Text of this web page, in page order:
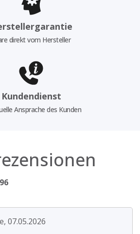
direkt vom Hersteller
Kundendienst
Ansprache des Kunden
07.05.2026